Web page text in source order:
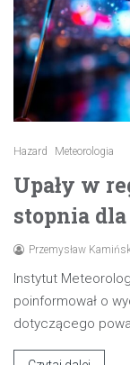
Hazard Meteorologia
Upały w
stopnia
Przemysław
Instytut
poinformował o
dotyczącego